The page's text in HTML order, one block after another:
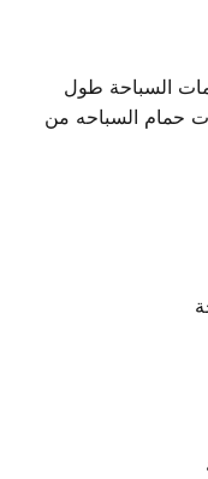
السباحة طول
حمام السباحه من